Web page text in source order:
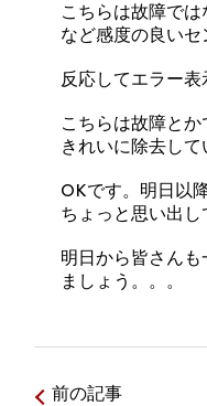
こちらは故障で
など感度の良いセ
反応してエラー表
こちらは故障と
きれいに除去し
OKです。明日以
ちょっと思い出し
明日から皆さん
ましょう。。。
前の記事